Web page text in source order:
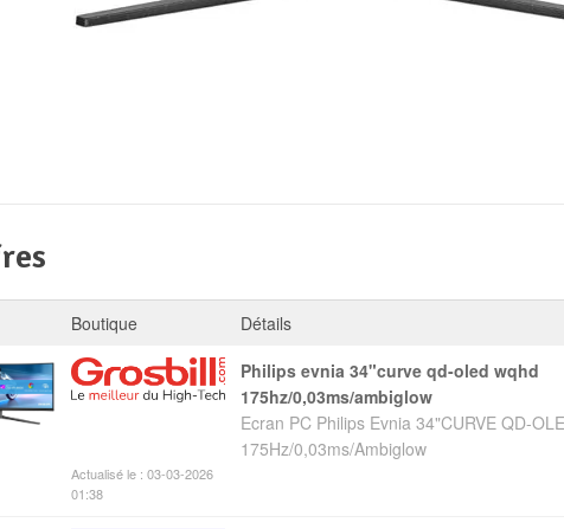
Boutique Détails
Actualisé le : 03-03-2026
01:38
philips evnia 34"curve qd-oled wqhd
175hz/0,03ms/ambiglow
Ecran PC Philips Evnia 34"CURVE QD-
175Hz/0,03ms/Ambiglow